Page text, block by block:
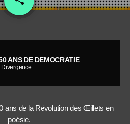
ANS DE DEMOCRATIE
Divergence
ans de la Révolution des Œillets en
poésie.